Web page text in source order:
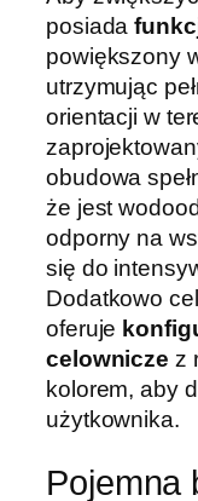
posiada
powiększony
utrzymując
orientacji w
obudowa
że jest
odporny na
się do
Dodatkowo
oferuje
celownicze z
kolorem, aby
użytkownika.
Pojemna